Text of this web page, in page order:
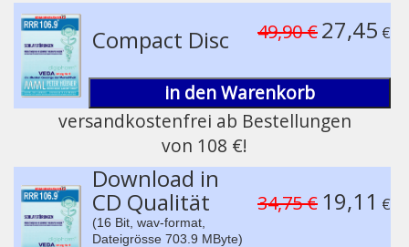
Play /
Compact Disc 49,90 €27,45 €
in den Warenkorb
versandkostenfrei ab Bestellungen
von 108 €!
Download in
CD Qualität
(16 Bit, wav-format,
Dateigrösse 703.9 MByte)
34,75 € 19,11 €